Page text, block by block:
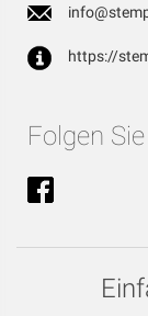
https://
Folgen